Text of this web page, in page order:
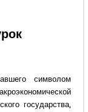
выжить
символом
государства,